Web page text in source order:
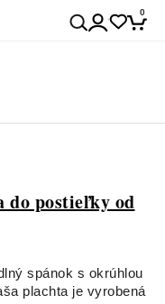
0
do postieľky od
spánok s okrúhlou
plachta je vyrobená